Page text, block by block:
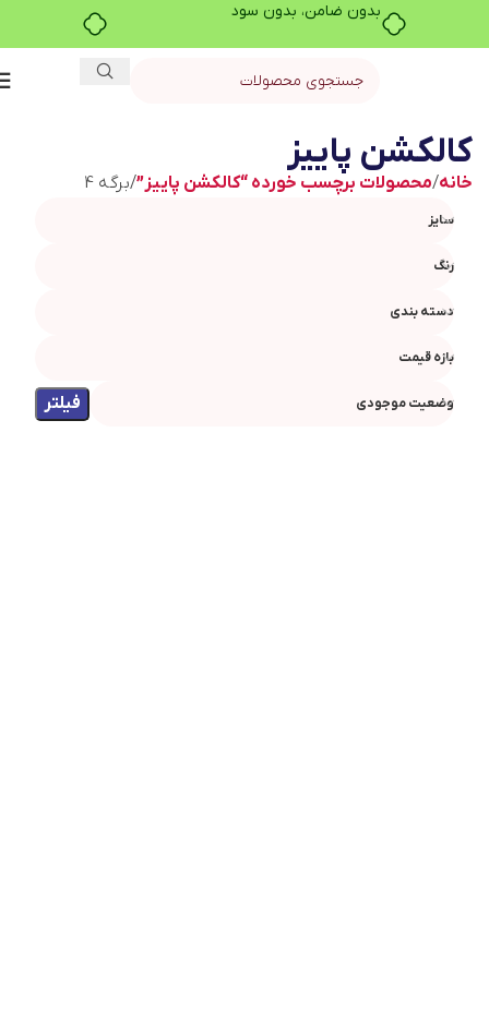
بدون ضامن، بدون سود
کالکشن پاییز
خانه محصولات برچسب خورده “کالکشن پاییز” برگه 4
سایز
رنگ
دسته بندی
بازه قیمت
وضعیت موجودی فیلتر